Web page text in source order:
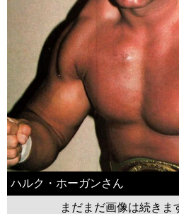
ハルク・ホーガンさん
まだまだ画像は続きま